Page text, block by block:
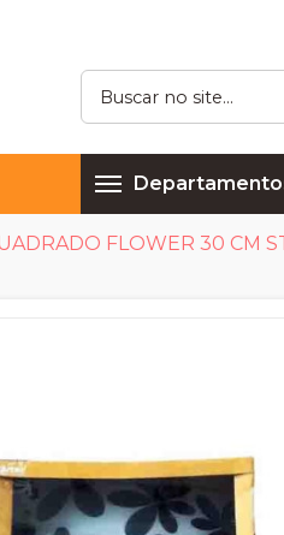
FLOWER 30 CM